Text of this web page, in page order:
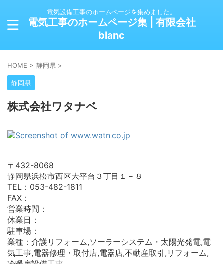
電気設備工事のホームページを集めました。
電気工事のホームページ集 | 有限会社
blanc
HOME > 静岡県 >
静岡県
株式会社ワタナベ
〒432-8068
静岡県浜松市西区大平台３丁目１－８
TEL：053-482-1811
FAX：
営業時間：
休業日：
駐車場：
業種：介護リフォーム,ソーラーシステム・太陽光発電,電
気工事,電器修理・取付店,電器店,不動産取引,リフォーム,